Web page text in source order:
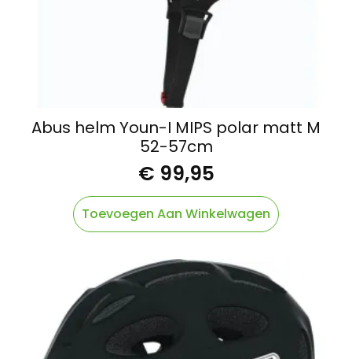
Abus helm Youn-I MIPS polar matt M
52-57cm
€ 99,95
Toevoegen Aan Winkelwagen